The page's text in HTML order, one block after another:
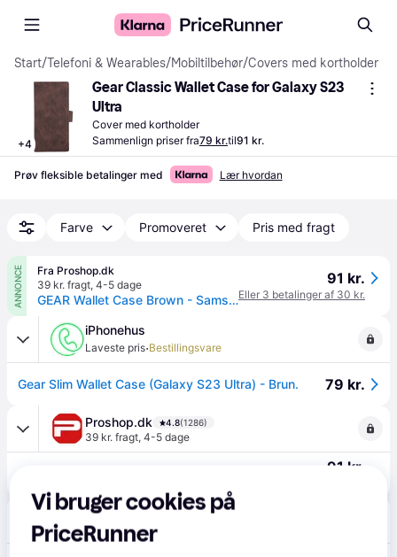
Start/Telefoni & Wearables/Mobiltilbehør/Covers med kortholder
+4
Gear Classic Wallet Case for Galaxy S23
Ultra
Cover med kortholder
Sammenlign priser fra79 kr.til91 kr.
Prøv fleksible betalinger med Lær hvordan
Farve Promoveret Pris med fragt
ANNONCE
Fra Proshop.dk
39 kr. fragt, 4-5 dage
GEAR Wallet Case Brown - Samsung S23 Ultra
91 kr.
Eller 3 betalinger af 30 kr.
iPhonehus
Laveste pris·Bestillingsvare
Gear Slim Wallet Case (Galaxy S23 Ultra) - Brun. 79 kr.
Proshop.dk 4.8(1286)
39 kr. fragt, 4-5 dage
91 kr.
CS MEGASTORE 4.5 (1861)
39 kr. fragt,4-5 dage
Vi bruger cookies på
PriceRunner